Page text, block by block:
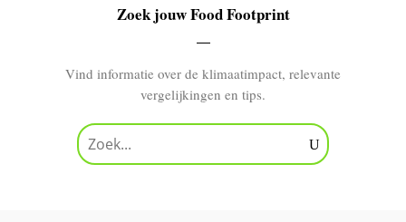
Zoek jouw Food Footprint
Vind informatie over de klimaatimpact, relevante
vergelijkingen en tips.